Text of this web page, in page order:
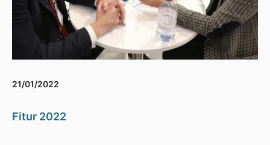
21/01/2022
Fitur 2022